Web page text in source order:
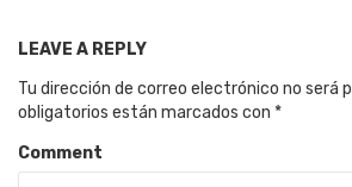
LEAVE A REPLY
Tu dirección de correo electrónico no será
obligatorios están marcados con *
Comment